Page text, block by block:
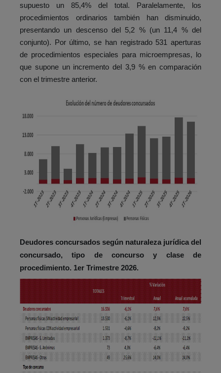
supuesto un 85,4% del total. Paralelamente, los
procedimientos ordinarios también han disminuido,
presentando un descenso del 5,2 % (un 11,4 % del
conjunto). Por último, se han registrado 531 aperturas
de procedimientos especiales para microempresas, lo
que supone un incremento del 3,9 % en comparación
con el trimestre anterior.
Deudores concursados según naturaleza jurídica del
concursado, tipo de concurso y clase de
procedimiento. 1er Trimestre 2026.